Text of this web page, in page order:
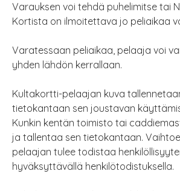
Varauksen voi tehdä puhelimitse tai
Kortista on ilmoitettava jo peliaikaa
Varatessaan peliaikaa, pelaaja voi
yhden lähdön kerrallaan.
Kultakortti-pelaajan kuva
tietokantaan sen joustavan
Kunkin kentän toimisto tai
ja tallentaa sen tietokantaan.
pelaajan tulee todistaa
hyväksyttävällä henkilötodistuksella.